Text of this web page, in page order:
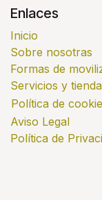
Enlaces
Inicio
Sobre nosotras
Formas de
Servicios y
Política de
Aviso Legal
Política de